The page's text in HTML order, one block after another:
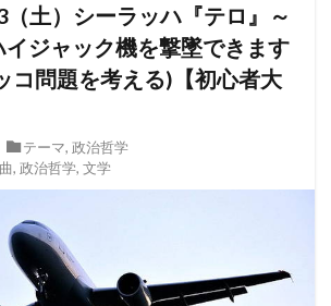
（土）シーラッハ『テロ』～
イジャック機を撃墜できます
コ問題を考える)【初心者大
テーマ, 政治哲学
, 政治哲学, 文学